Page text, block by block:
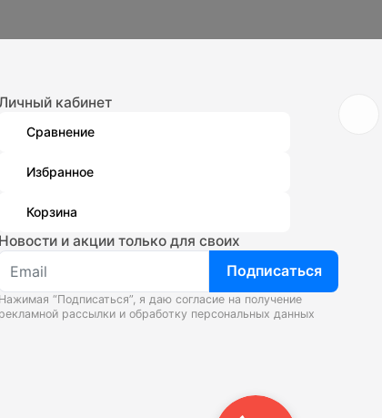
кабинет
Сравнение
Избранное
Корзина
Новости и акции только для своих
Подписаться
Нажимая “Подписаться”, я даю согласие на получение
рекламной рассылки и обработку персональных данных